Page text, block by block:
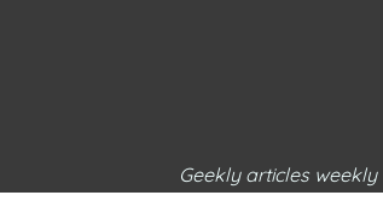
Geekly articles weekly